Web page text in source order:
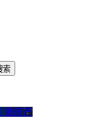
微房产